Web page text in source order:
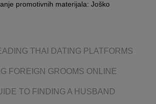
promotivnih materijala: Joško
THAI DATING PLATFORMS
FOREIGN GROOMS ONLINE
TO FINDING A HUSBAND